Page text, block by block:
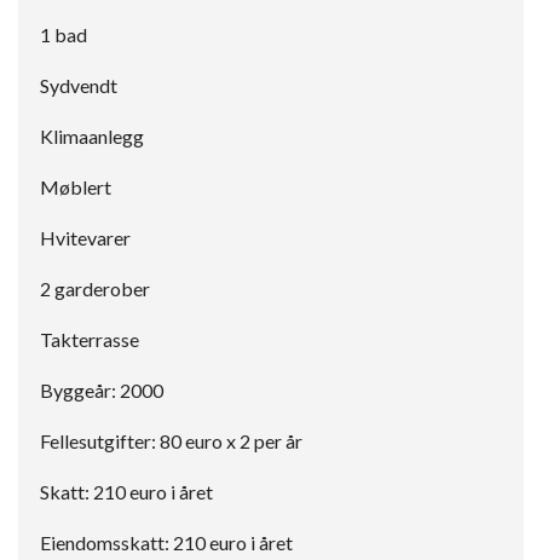
1 bad
Sydvendt
Klimaanlegg
Møblert
Hvitevarer
2 garderober
Takterrasse
Byggeår: 2000
Fellesutgifter: 80 euro x 2 per år
Skatt: 210 euro i året
Eiendomsskatt: 210 euro i året